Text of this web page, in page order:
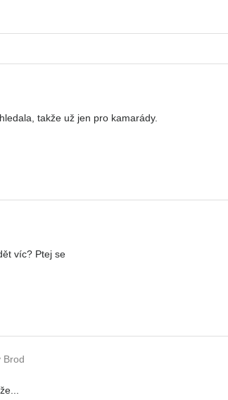
takže už jen pro kamarády.
víc? Ptej se
Brod